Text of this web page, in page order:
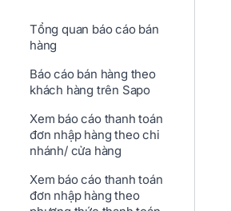
Tổng quan báo cáo bán
hàng
Báo cáo bán hàng theo
khách hàng trên Sapo
Xem báo cáo thanh toán
đơn nhập hàng theo chi
nhánh/ cửa hàng
Xem báo cáo thanh toán
đơn nhập hàng theo